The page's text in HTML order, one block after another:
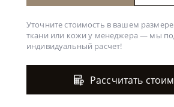
Уточните стоимость в вашем
ткани или кожи у менеджера — мы
индивидуальный расчет!
Рассчитать